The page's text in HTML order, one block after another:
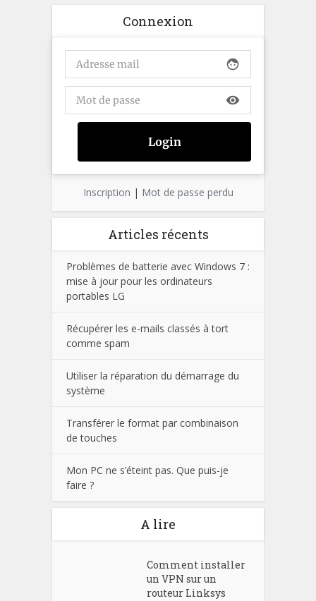
Connexion
face
visibility
Inscription | Mot de passe perdu
Articles récents
Problèmes de batterie avec Windows 7 :
mise à jour pour les ordinateurs
portables LG
Récupérer les e-mails classés à tort
comme spam
Utiliser la réparation du démarrage du
système
Transférer le format par combinaison
de touches
Mon PC ne s’éteint pas. Que puis-je
faire ?
A lire
Comment installer
un VPN sur un
routeur Linksys